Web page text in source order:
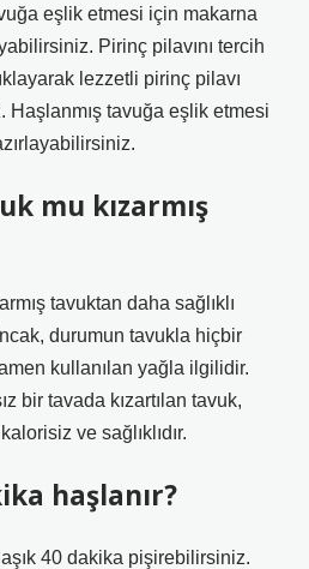
eşlik etmesi için makarna
Pirinç pilavını tercih
lezzetli pirinç pilavı
tavuğa eşlik etmesi
mu kızarmış
tavuktan daha sağlıklı
durumun tavukla hiçbir
kullanılan yağla ilgilidir.
bir tavada kızartılan tavuk,
ve sağlıklıdır.
haşlanır?
40 dakika pişirebilirsiniz.